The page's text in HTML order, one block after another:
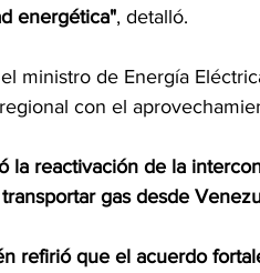
energética", detalló.
ministro de Energía
con el
la reactivación de la
gas desde
refirió que el acuerdo